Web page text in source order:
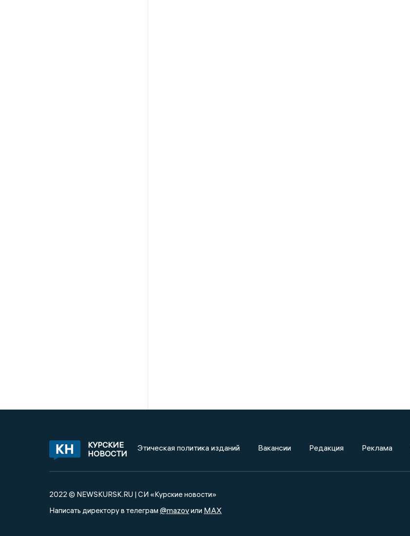
КУРСКИЕ
НОВОСТИ
Этическая политика изданий Вакансии Редакция Реклама
2022 © NEWSKURSK.RU | СИ «Курские новости»
Написать директору в телеграм @mazovили MAX